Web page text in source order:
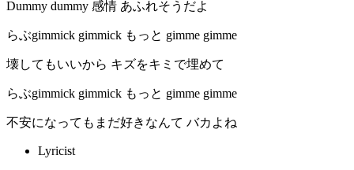
Dummy dummy 感情 あふれそうだよ
らぶgimmick gimmick もっと gimme gimme
壊してもいいから キズをキミで埋めて
らぶgimmick gimmick もっと gimme gimme
不安になってもまだ好きなんて バカよね
Lyricist